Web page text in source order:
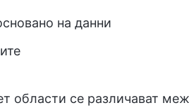
на данни
области се различават